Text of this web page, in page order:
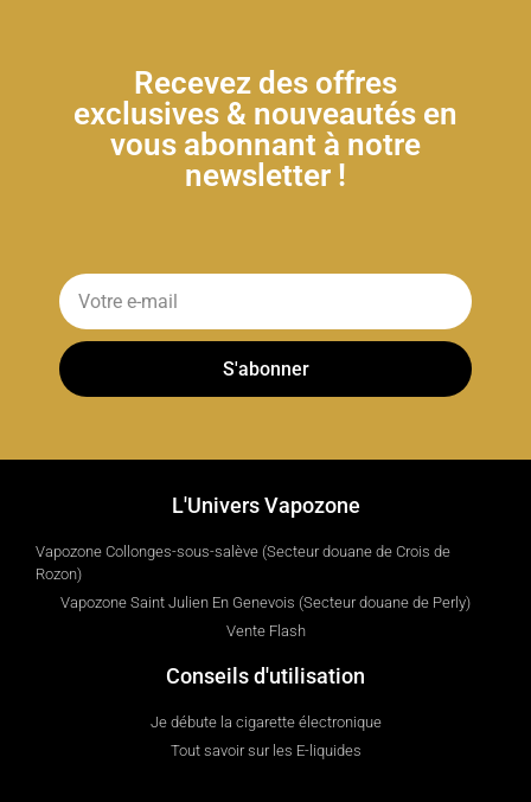
Recevez des offres
exclusives & nouveautés en
vous abonnant à notre
newsletter !
S'abonner
L'Univers Vapozone
Vapozone Collonges-sous-salève (Secteur douane de Crois de
Rozon)
Vapozone Saint Julien En Genevois (Secteur douane de Perly)
Vente Flash
Conseils d'utilisation
Je débute la cigarette électronique
Tout savoir sur les E-liquides